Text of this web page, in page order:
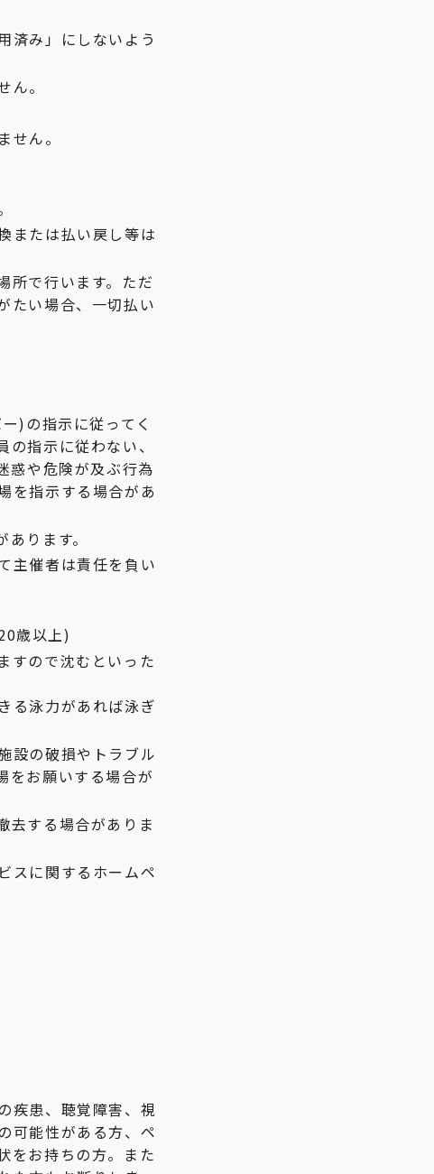
済み」にしないよう
。
ん。
または払い戻し等は
所で行います。ただ
たい場合、一切払い
)の指示に従ってく
指示に従わない、
惑や危険が及ぶ行為
を指示する場合があ
ります。
主催者は責任を負い
歳以上)
すので沈むといった
る泳力があれば泳ぎ
設の破損やトラブル
をお願いする場合が
去する場合がありま
スに関するホームペ
疾患、聴覚障害、視
可能性がある方、ペ
をお持ちの方。また